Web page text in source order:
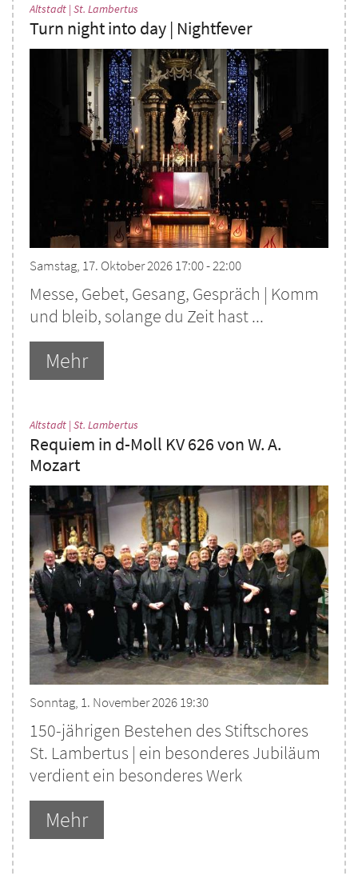
Altstadt | St. Lambertus
Turn night into day | Nightfever
Samstag, 17. Oktober 2026 17:00 - 22:00
Messe, Gebet, Gesang, Gespräch | Komm
und bleib, solange du Zeit hast ...
Mehr
Altstadt | St. Lambertus
Requiem in d-Moll KV 626 von W. A.
Mozart
Sonntag, 1. November 2026 19:30
150-jährigen Bestehen des Stiftschores
St. Lambertus | ein besonderes Jubiläum
verdient ein besonderes Werk
Mehr